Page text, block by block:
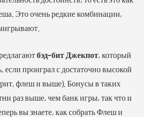
Это очень редкие комбинации,
бэд-бит Джекпот, который
если проиграл с достаточно высокой
флеш и выше). Бонусы в таких
раз выше, чем банк игры, так что и
вы знаете, как собрать Флеш и